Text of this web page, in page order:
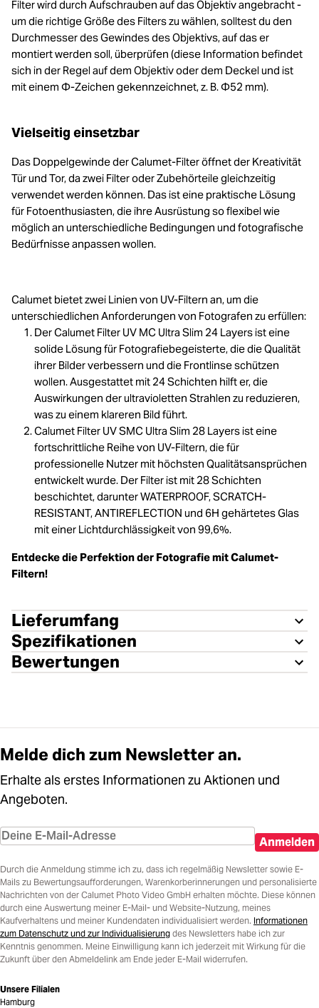
Filter wird durch Aufschrauben auf das Objektiv angebracht -
um die richtige Größe des Filters zu wählen, solltest du den
Durchmesser des Gewindes des Objektivs, auf das er
montiert werden soll, überprüfen (diese Information befindet
sich in der Regel auf dem Objektiv oder dem Deckel und ist
mit einem Φ-Zeichen gekennzeichnet, z. B. Φ52 mm).
Vielseitig einsetzbar
Das Doppelgewinde der Calumet-Filter öffnet der Kreativität
Tür und Tor, da zwei Filter oder Zubehörteile gleichzeitig
verwendet werden können. Das ist eine praktische Lösung
für Fotoenthusiasten, die ihre Ausrüstung so flexibel wie
möglich an unterschiedliche Bedingungen und fotografische
Bedürfnisse anpassen wollen.
Calumet bietet zwei Linien von UV-Filtern an, um die
unterschiedlichen Anforderungen von Fotografen zu erfüllen:
Der Calumet Filter UV MC Ultra Slim 24 Layers ist eine
solide Lösung für Fotografiebegeisterte, die die Qualität
ihrer Bilder verbessern und die Frontlinse schützen
wollen. Ausgestattet mit 24 Schichten hilft er, die
Auswirkungen der ultravioletten Strahlen zu reduzieren,
was zu einem klareren Bild führt.
Calumet Filter UV SMC Ultra Slim 28 Layers ist eine
fortschrittliche Reihe von UV-Filtern, die für
professionelle Nutzer mit höchsten Qualitätsansprüchen
entwickelt wurde. Der Filter ist mit 28 Schichten
beschichtet, darunter WATERPROOF, SCRATCH-
RESISTANT, ANTIREFLECTION und 6H gehärtetes Glas
mit einer Lichtdurchlässigkeit von 99,6%.
Entdecke die Perfektion der Fotografie mit Calumet-
Filtern!
Lieferumfang
Spezifikationen
Bewertungen
Melde dich zum Newsletter an.
Erhalte als erstes Informationen zu Aktionen und
Angeboten.
Anmelden
Durch die Anmeldung stimme ich zu, dass ich regelmäßig Newsletter sowie E-
Mails zu Bewertungsaufforderungen, Warenkorberinnerungen und personalisierte
Nachrichten von der Calumet Photo Video GmbH erhalten möchte. Diese können
durch eine Auswertung meiner E-Mail- und Website-Nutzung, meines
Kaufverhaltens und meiner Kundendaten individualisiert werden. Informationen
zum Datenschutz und zur Individualisierung des Newsletters habe ich zur
Kenntnis genommen. Meine Einwilligung kann ich jederzeit mit Wirkung für die
Zukunft über den Abmeldelink am Ende jeder E-Mail widerrufen.
Unsere Filialen
Hamburg